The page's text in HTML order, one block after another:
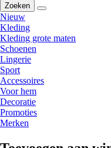
Zoeken
Nieuw
Kleding
Kleding grote maten
Schoenen
Lingerie
Sport
Accessoires
Voor hem
Decoratie
Promoties
Merken